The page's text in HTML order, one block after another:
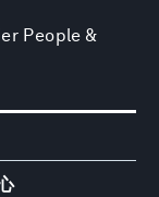
People &